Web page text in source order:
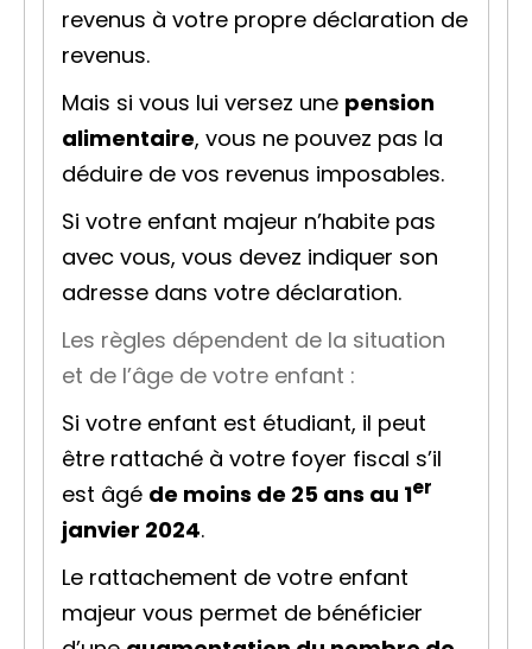
revenus à votre propre déclaration de
revenus.
Mais si vous lui versez une pension
alimentaire, vous ne pouvez pas la
déduire de vos revenus imposables.
Si votre enfant majeur n’habite pas
avec vous, vous devez indiquer son
adresse dans votre déclaration.
Les règles dépendent de la situation
et de l’âge de votre enfant :
Si votre enfant est étudiant, il peut
être rattaché à votre foyer fiscal s’il
est âgé de moins de 25 ans au 1er
janvier 2024.
Le rattachement de votre enfant
majeur vous permet de bénéficier